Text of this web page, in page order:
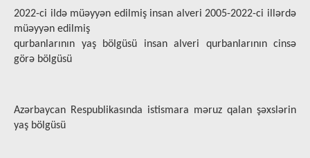
2022-ci ildə müəyyən edilmiş insan alveri 2005-2022-ci illərdə
müəyyən edilmiş
qurbanlarının yaş bölgüsü insan alveri qurbanlarının cinsə
görə bölgüsü
Azərbaycan Respublikasında istismara məruz qalan şəxslərin
yaş bölgüsü